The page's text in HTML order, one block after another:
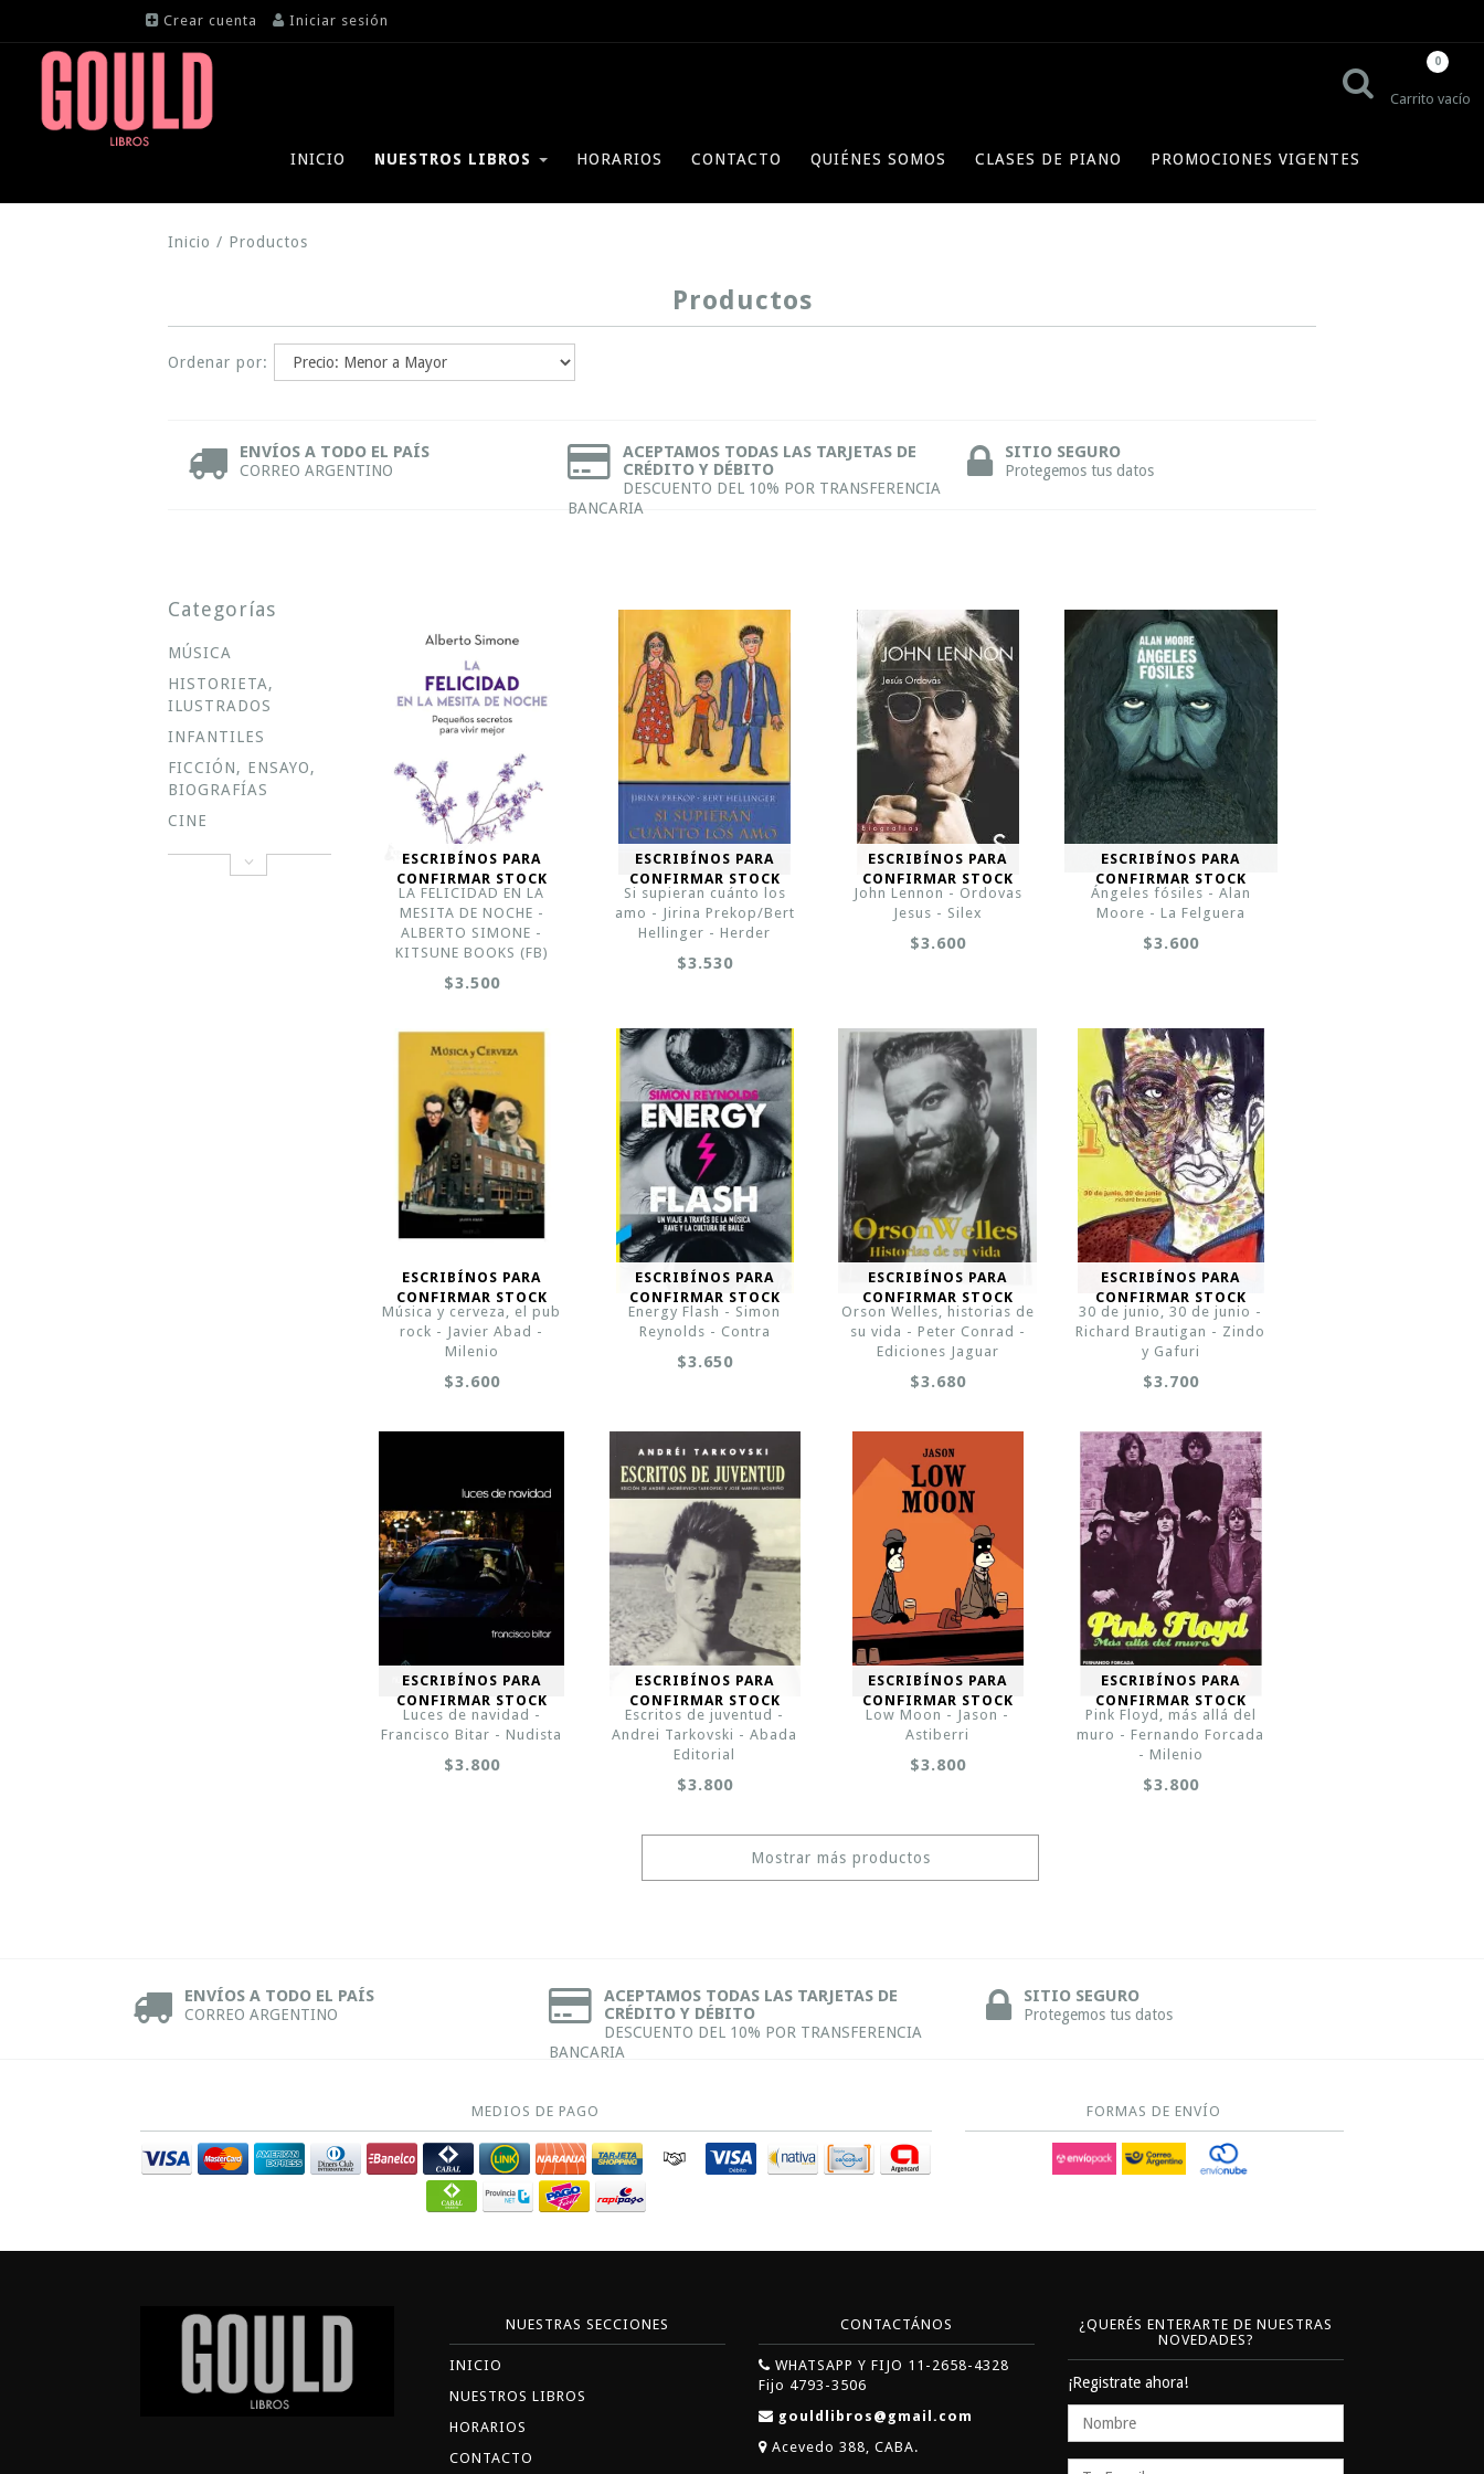
Crear cuenta Iniciar sesión
Carrito vacío
0
INICIO NUESTROS LIBROS HORARIOS CONTACTO QUIÉNES SOMOS CLASES DE PIANO PROMOCIONES VIGENTES
Inicio / Productos
Productos
Ordenar por:
ENVÍOS A TODO EL PAÍS
CORREO ARGENTINO
ACEPTAMOS TODAS LAS TARJETAS DE
CRÉDITO Y DÉBITO
DESCUENTO DEL 10% POR TRANSFERENCIA
BANCARIA
SITIO SEGURO
Protegemos tus datos
Categorías
MÚSICA
HISTORIETA,
ILUSTRADOS
INFANTILES
FICCIÓN, ENSAYO,
BIOGRAFÍAS
CINE
ESCRIBÍNOS PARA
CONFIRMAR STOCK
LA FELICIDAD EN LA
MESITA DE NOCHE -
ALBERTO SIMONE -
KITSUNE BOOKS (FB)
$3.500
ESCRIBÍNOS PARA
CONFIRMAR STOCK
Si supieran cuánto los
amo - Jirina Prekop/Bert
Hellinger - Herder
$3.530
ESCRIBÍNOS PARA
CONFIRMAR STOCK
John Lennon - Ordovas
Jesus - Silex
$3.600
ESCRIBÍNOS PARA
CONFIRMAR STOCK
Ángeles fósiles - Alan
Moore - La Felguera
$3.600
ESCRIBÍNOS PARA
CONFIRMAR STOCK
Música y cerveza, el pub
rock - Javier Abad -
Milenio
$3.600
ESCRIBÍNOS PARA
CONFIRMAR STOCK
Energy Flash - Simon
Reynolds - Contra
$3.650
ESCRIBÍNOS PARA
CONFIRMAR STOCK
Orson Welles, historias de
su vida - Peter Conrad -
Ediciones Jaguar
$3.680
ESCRIBÍNOS PARA
CONFIRMAR STOCK
30 de junio, 30 de junio -
Richard Brautigan - Zindo
y Gafuri
$3.700
ESCRIBÍNOS PARA
CONFIRMAR STOCK
Luces de navidad -
Francisco Bitar - Nudista
$3.800
ESCRIBÍNOS PARA
CONFIRMAR STOCK
Escritos de juventud -
Andrei Tarkovski - Abada
Editorial
$3.800
ESCRIBÍNOS PARA
CONFIRMAR STOCK
Low Moon - Jason -
Astiberri
$3.800
ESCRIBÍNOS PARA
CONFIRMAR STOCK
Pink Floyd, más allá del
muro - Fernando Forcada
- Milenio
$3.800
Mostrar más productos
ENVÍOS A TODO EL PAÍS
CORREO ARGENTINO
ACEPTAMOS TODAS LAS TARJETAS DE
CRÉDITO Y DÉBITO
DESCUENTO DEL 10% POR TRANSFERENCIA
BANCARIA
SITIO SEGURO
Protegemos tus datos
MEDIOS DE PAGO FORMAS DE ENVÍO
NUESTRAS SECCIONES
INICIO
NUESTROS LIBROS
HORARIOS
CONTACTO
CONTACTÁNOS
WHATSAPP Y FIJO 11-2658-4328
Fijo 4793-3506
gouldlibros@gmail.com
Acevedo 388, CABA.
¿QUERÉS ENTERARTE DE NUESTRAS
NOVEDADES?
¡Registrate ahora!